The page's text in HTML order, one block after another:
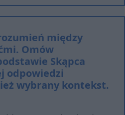
między
Omów
Skąpca
odpowiedzi
wybrany kontekst.